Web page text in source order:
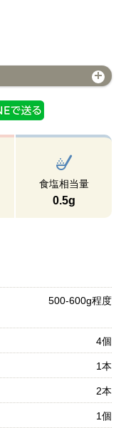
食塩相当量
0.5g
500-600g程度
4個
1本
2本
1個